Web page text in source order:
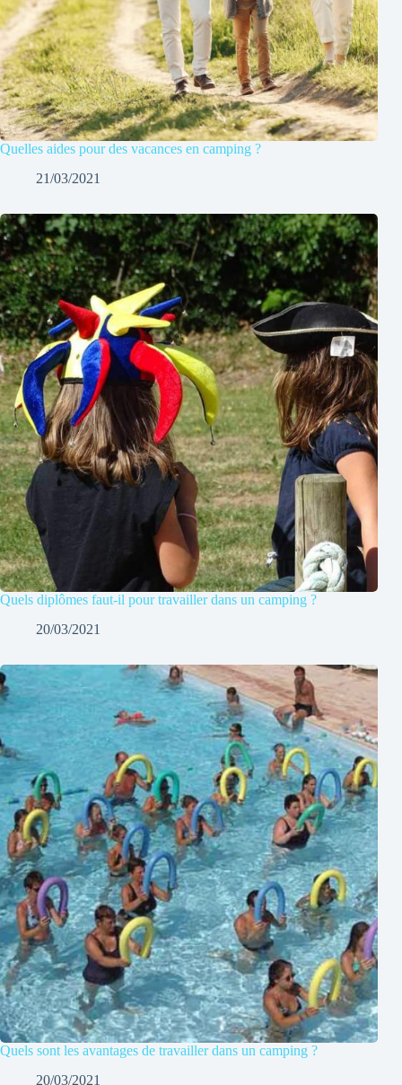
Quelles aides pour des vacances en camping ?
21/03/2021
Quels diplômes faut-il pour travailler dans un camping ?
20/03/2021
Quels sont les avantages de travailler dans un camping ?
20/03/2021